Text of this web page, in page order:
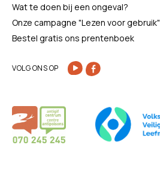
Wat te doen bij een ongeval?
Onze campagne "Lezen voor gebruik"
Bestel gratis ons prentenboek
VOLG ONS OP